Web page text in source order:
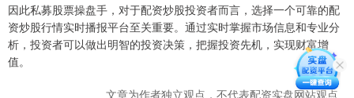
因此私募股票操盘手，对于配资炒股投资者而言，选择一个可靠的配
资炒股行情实时播报平台至关重要。通过实时掌握市场信息和专业分
析，投资者可以做出明智的投资决策，把握投资先机，实现财富增
值。
文章为作者独立观点，不代表配资实盘网站观点